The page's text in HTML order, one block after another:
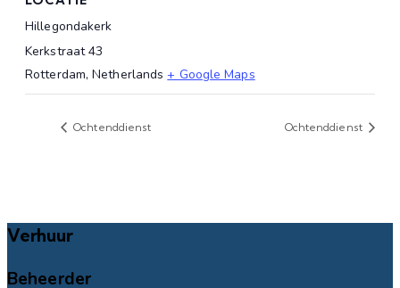
Hillegondakerk
Kerkstraat 43
Rotterdam, Netherlands + Google Maps
Ochtenddienst Ochtenddienst
Verhuur
Beheerder